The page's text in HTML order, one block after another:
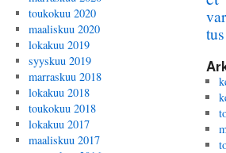
toukokuu 2020
maaliskuu 2020
lokakuu 2019
syyskuu 2019
marraskuu 2018
lokakuu 2018
toukokuu 2018
lokakuu 2017
maaliskuu 2017
tus